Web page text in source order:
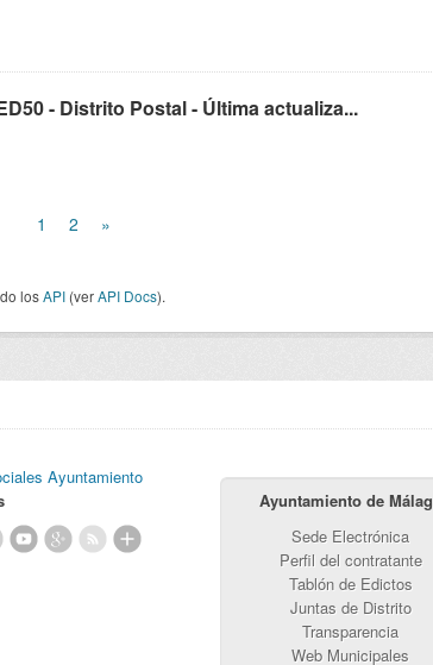
- Distrito Postal - Última actualiza...
1 2 »
losAPI (verAPI Docs).
Ayuntamiento
Ayuntamiento de
Sede Electrónica
Perfil del contratante
Tablón de Edictos
Juntas de Distrito
Transparencia
Web Municipales